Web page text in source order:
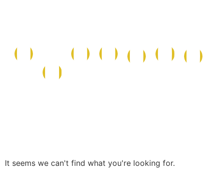
La
Boutique
Conserves
Produits
de
Epicerie
Salée
Epicerie
Sucrée
Maison
et
Cave
Italienneet
It seems we can't find what you're looking for.